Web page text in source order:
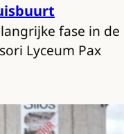
fase in de
Lyceum Pax